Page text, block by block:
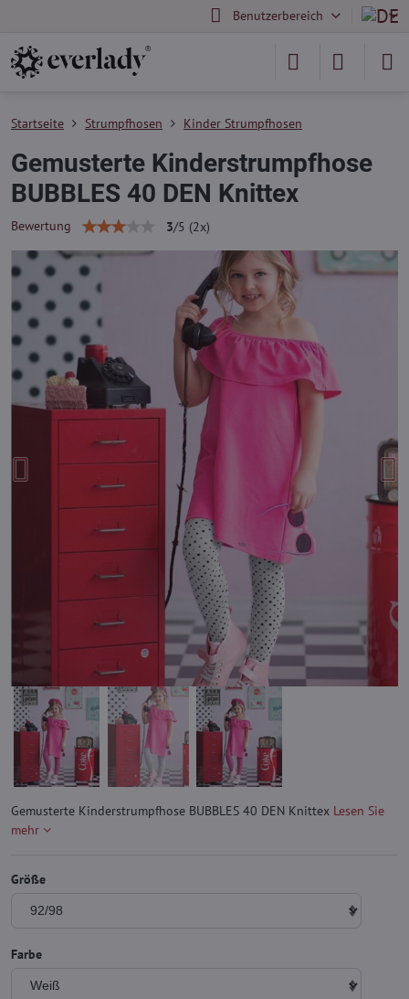
Benutzerbereich
Startseite Strumpfhosen Kinder Strumpfhosen
Gemusterte Kinderstrumpfhose
BUBBLES 40 DEN Knittex
Bewertung 3/5 (2x)
Gemusterte Kinderstrumpfhose BUBBLES 40 DEN Knittex Lesen Sie
mehr
Größe
Farbe